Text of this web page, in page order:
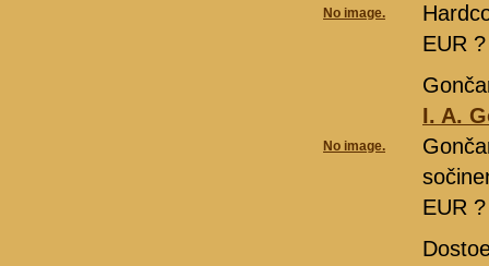
No image.
EUR
No image.
I. A.
EUR